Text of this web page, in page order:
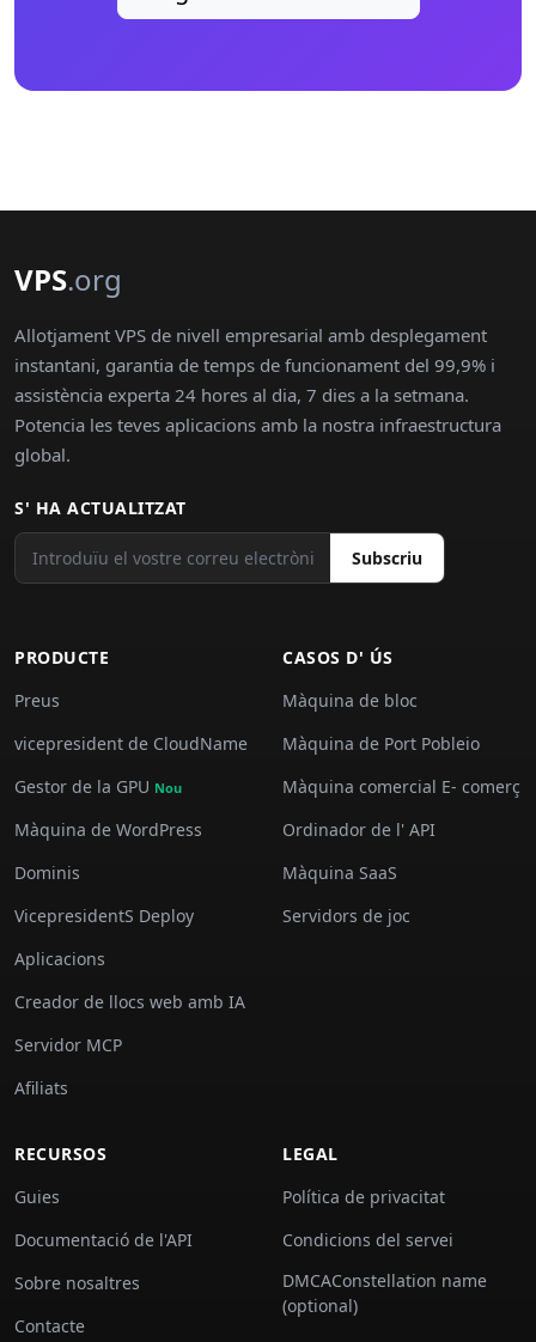
VPS.org
Allotjament VPS de nivell empresarial amb desplegament
instantani, garantia de temps de funcionament del 99,9% i
assistència experta 24 hores al dia, 7 dies a la setmana.
Potencia les teves aplicacions amb la nostra infraestructura
global.
S' HA ACTUALITZAT
Subscriu
PRODUCTE
Preus
vicepresident de CloudName
Gestor de la GPU Nou
Màquina de WordPress
Dominis
VicepresidentS Deploy
Aplicacions
Creador de llocs web amb IA
Servidor MCP
Afiliats
CASOS D' ÚS
Màquina de bloc
Màquina de Port Pobleio
Màquina comercial E- comerç
Ordinador de l' API
Màquina SaaS
Servidors de joc
RECURSOS
Guies
Documentació de l'API
Sobre nosaltres
Contacte
LEGAL
Política de privacitat
Condicions del servei
DMCAConstellation name
(optional)